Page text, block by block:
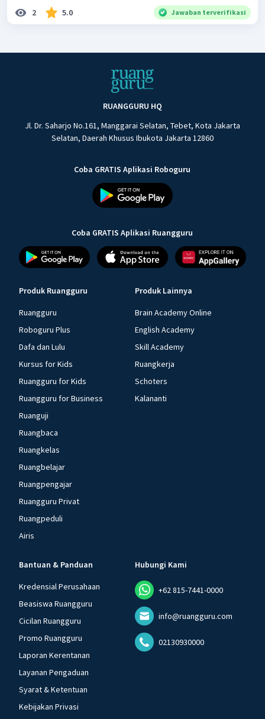
2 5.0 Jawaban terverifikasi
RUANGGURU HQ
Jl. Dr. Saharjo No.161, Manggarai Selatan, Tebet, Kota Jakarta
Selatan, Daerah Khusus Ibukota Jakarta 12860
Coba GRATIS Aplikasi Roboguru
Coba GRATIS Aplikasi Ruangguru
Produk Ruangguru
Ruangguru
Roboguru Plus
Dafa dan Lulu
Kursus for Kids
Ruangguru for Kids
Ruangguru for Business
Ruanguji
Ruangbaca
Ruangkelas
Ruangbelajar
Ruangpengajar
Ruangguru Privat
Ruangpeduli
Airis
Produk Lainnya
Brain Academy Online
English Academy
Skill Academy
Ruangkerja
Schoters
Kalananti
Bantuan & Panduan
Kredensial Perusahaan
Beasiswa Ruangguru
Cicilan Ruangguru
Promo Ruangguru
Laporan Kerentanan
Layanan Pengaduan
Syarat & Ketentuan
Kebijakan Privasi
Hubungi Kami
+62 815-7441-0000
info@ruangguru.com
02130930000